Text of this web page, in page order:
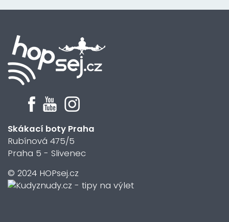
Skákací boty Praha
Rubínová 475/5
Praha 5 - Slivenec
© 2024 HOPsej.cz